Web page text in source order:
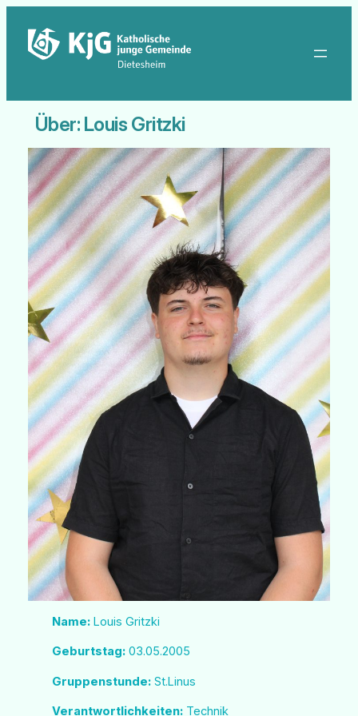
Inhalt
springen
Über: Louis Gritzki
Name: Louis Gritzki
Geburtstag: 03.05.2005
Gruppenstunde: St.Linus
Verantwortlichkeiten: Technik